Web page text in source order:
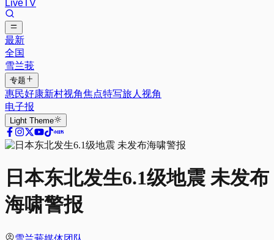
LiveTV
最新
全国
雪兰莪
专题
惠民好康新村视角焦点特写旅人视角
电子报
Light Theme
日本东北发生6.1级地震 未发布
海啸警报